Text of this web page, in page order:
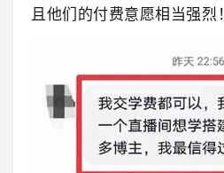
且他们的付费意愿相当强烈！